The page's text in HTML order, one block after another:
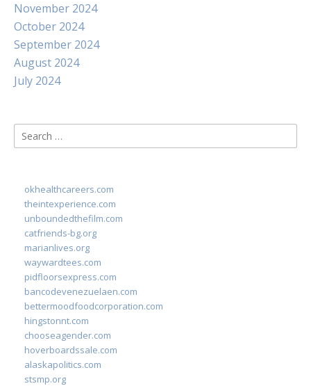
November 2024
October 2024
September 2024
August 2024
July 2024
Search
for:
okhealthcareers.com
theintexperience.com
unboundedthefilm.com
catfriends-bg.org
marianlives.org
waywardtees.com
pidfloorsexpress.com
bancodevenezuelaen.com
bettermoodfoodcorporation.com
hingstonnt.com
chooseagender.com
hoverboardssale.com
alaskapolitics.com
stsmp.org